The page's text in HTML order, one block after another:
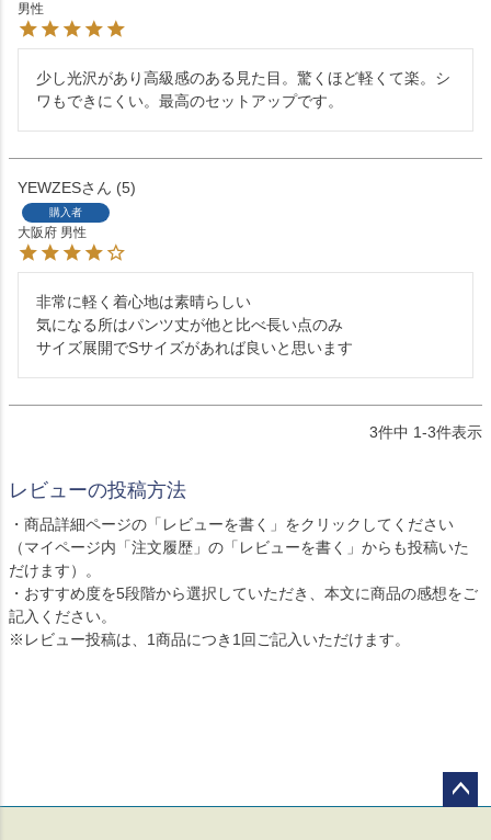
男性
少し光沢があり高級感のある見た目。驚くほど軽くて楽。シ
ワもできにくい。最高のセットアップです。
YEWZES 5
購入者
大阪府 男性
非常に軽く着心地は素晴らしい
気になる所はパンツ丈が他と比べ長い点のみ
サイズ展開でSサイズがあれば良いと思います
3件中 1-3件表示
レビューの投稿方法
・商品詳細ページの「レビューを書く」をクリックしてください
（マイページ内「注文履歴」の「レビューを書く」からも投稿いた
だけます）。
・おすすめ度を5段階から選択していただき、本文に商品の感想をご
記入ください。
※レビュー投稿は、1商品につき1回ご記入いただけます。